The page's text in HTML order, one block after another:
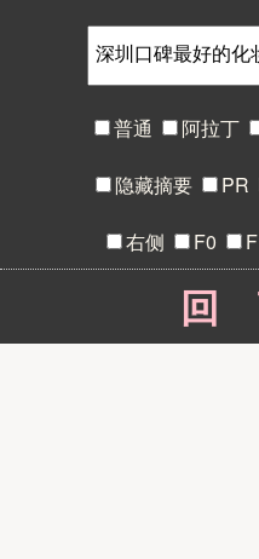
普通 阿拉丁
隐藏摘要 PR
右侧 F0
回